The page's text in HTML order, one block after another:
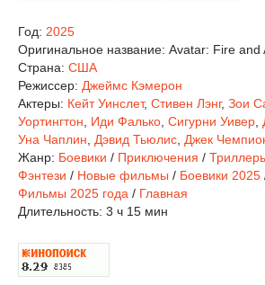
Год: 2025
Оригинальное название: Avatar: Fire and
Страна: США
Режиссер: Джеймс Кэмерон
Актеры: Кейт Уинслет, Стивен Лэнг, Зои
Уортингтон
Иди Фалько Сигурни Уивер
Уна Чаплин
Дэвид Тьюлис Джек
Жанр: Боевики / Приключения /
Фэнтези / Новые фильмы / Боевики 2025
Фильмы 2025 года / Главная
Длительность: 3 ч 15 мин